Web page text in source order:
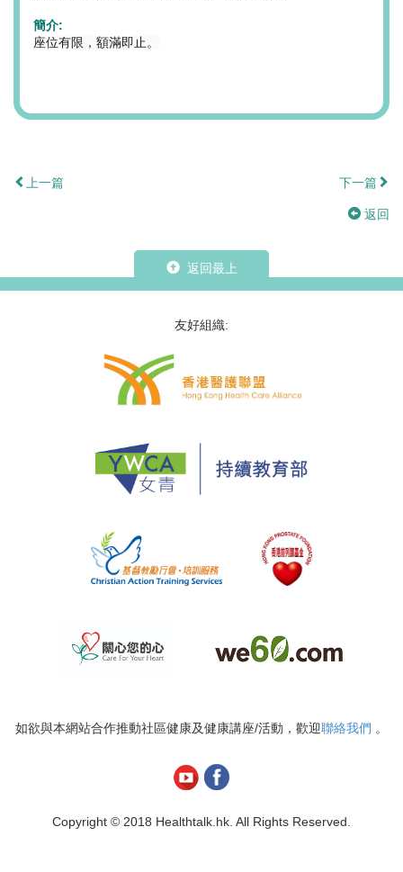
簡介:
座位有限，額滿即止。
上一篇 下一篇
返回
返回最上
友好組織:
如欲與本網站合作推動社區健康及健康講座/活動，歡迎聯絡我們 。
Copyright © 2018 Healthtalk.hk. All Rights Reserved.